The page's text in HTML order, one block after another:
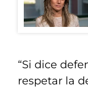
“Si dice
respetar la